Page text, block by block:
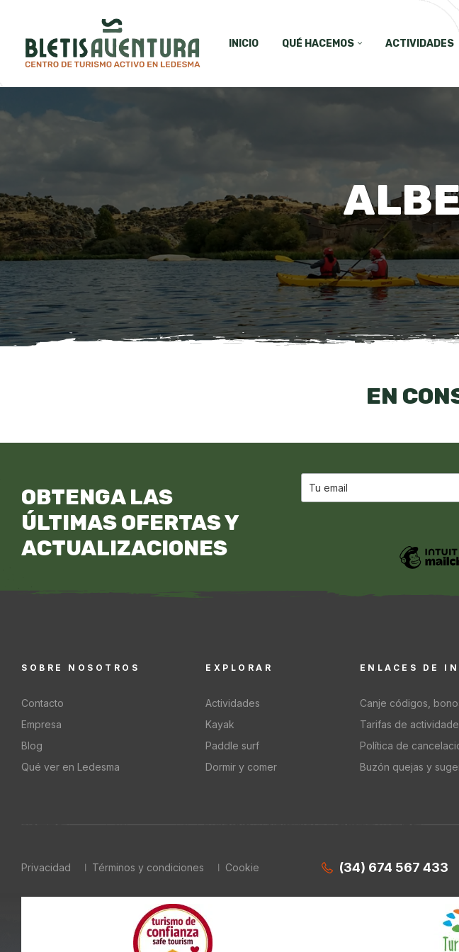
INICIO QUÉ HACEMOS ACTIVIDADES
EN
OBTENGA LAS
ÚLTIMAS OFERTAS Y
ACTUALIZACIONES
SOBRE NOSOTROS
Contacto
Empresa
Blog
Qué ver en Ledesma
EXPLORAR
Actividades
Kayak
Paddle surf
Dormir y comer
ENLACES DE
Canje códigos,
Tarifas de
Política de
Buzón quejas y
Privacidad Términos y condiciones Cookie (34) 674 567 433